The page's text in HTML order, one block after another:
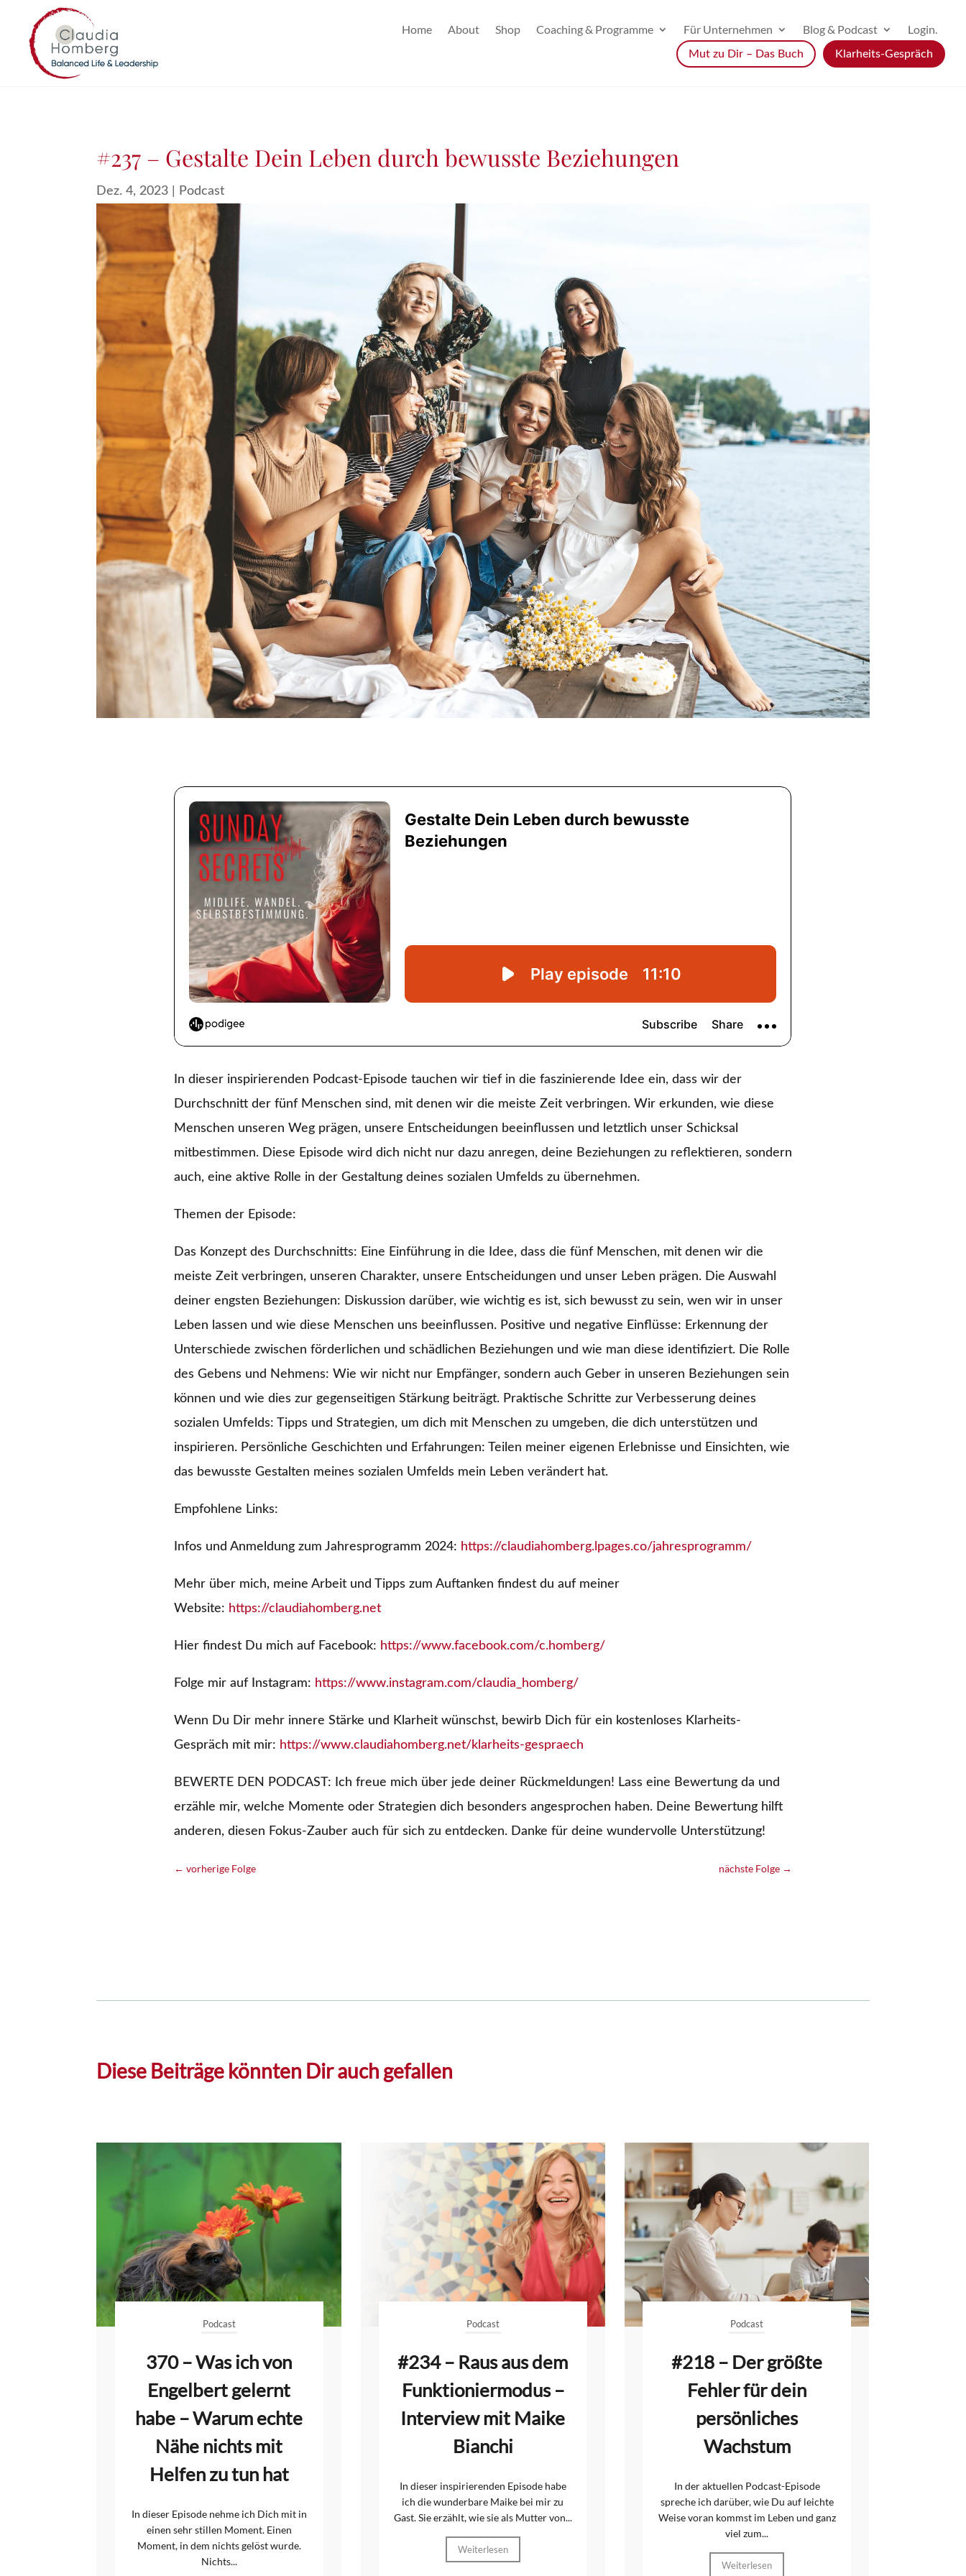
Home About Shop Coaching & Programme Für Unternehmen Blog & Podcast Login.
Mut zu Dir – Das Buch Klarheits-Gespräch
#237 – Gestalte Dein Leben durch bewusste Beziehungen
Dez. 4, 2023 Podcast
In dieser inspirierenden Podcast-Episode tauchen wir tief in die faszinierende Idee ein, dass wir der
Durchschnitt der fünf Menschen sind, mit denen wir die meiste Zeit verbringen. Wir erkunden, wie diese
Menschen unseren Weg prägen, unsere Entscheidungen beeinflussen und letztlich unser Schicksal
mitbestimmen. Diese Episode wird dich nicht nur dazu anregen, deine Beziehungen zu reflektieren, sondern
auch, eine aktive Rolle in der Gestaltung deines sozialen Umfelds zu übernehmen.
Themen der Episode:
Das Konzept des Durchschnitts: Eine Einführung in die Idee, dass die fünf Menschen, mit denen wir die
meiste Zeit verbringen, unseren Charakter, unsere Entscheidungen und unser Leben prägen. Die Auswahl
deiner engsten Beziehungen: Diskussion darüber, wie wichtig es ist, sich bewusst zu sein, wen wir in unser
Leben lassen und wie diese Menschen uns beeinflussen. Positive und negative Einflüsse: Erkennung der
Unterschiede zwischen förderlichen und schädlichen Beziehungen und wie man diese identifiziert. Die Rolle
des Gebens und Nehmens: Wie wir nicht nur Empfänger, sondern auch Geber in unseren Beziehungen sein
können und wie dies zur gegenseitigen Stärkung beiträgt. Praktische Schritte zur Verbesserung deines
sozialen Umfelds: Tipps und Strategien, um dich mit Menschen zu umgeben, die dich unterstützen und
inspirieren. Persönliche Geschichten und Erfahrungen: Teilen meiner eigenen Erlebnisse und Einsichten, wie
das bewusste Gestalten meines sozialen Umfelds mein Leben verändert hat.
Empfohlene Links:
Infos und Anmeldung zum Jahresprogramm 2024: https://claudiahomberg.lpages.co/jahresprogramm/
Mehr über mich, meine Arbeit und Tipps zum Auftanken findest du auf meiner
Website: https://claudiahomberg.net
Hier findest Du mich auf Facebook: https://www.facebook.com/c.homberg/
Folge mir auf Instagram: https://www.instagram.com/claudia_homberg/
Wenn Du Dir mehr innere Stärke und Klarheit wünschst, bewirb Dich für ein kostenloses Klarheits-
Gespräch mit mir: https://www.claudiahomberg.net/klarheits-gespraech
BEWERTE DEN PODCAST: Ich freue mich über jede deiner Rückmeldungen! Lass eine Bewertung da und
erzähle mir, welche Momente oder Strategien dich besonders angesprochen haben. Deine Bewertung hilft
anderen, diesen Fokus-Zauber auch für sich zu entdecken. Danke für deine wundervolle Unterstützung!
← vorherige Folge nächste Folge →
Diese Beiträge könnten Dir auch gefallen
Podcast
370 – Was ich von
Engelbert gelernt
habe – Warum echte
Nähe nichts mit
Helfen zu tun hat
In dieser Episode nehme ich Dich mit in
einen sehr stillen Moment. Einen
Moment, in dem nichts gelöst wurde.
Nichts...
Podcast
#234 – Raus aus dem
Funktioniermodus –
Interview mit Maike
Bianchi
In dieser inspirierenden Episode habe
ich die wunderbare Maike bei mir zu
Gast. Sie erzählt, wie sie als Mutter von...
Weiterlesen
Podcast
#218 – Der größte
Fehler für dein
persönliches
Wachstum
In der aktuellen Podcast-Episode
spreche ich darüber, wie Du auf leichte
Weise voran kommst im Leben und ganz
viel zum...
Weiterlesen